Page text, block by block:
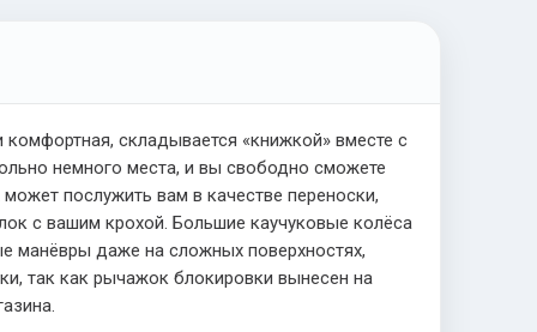
складывается «книжкой» вместе с
немного места, и вы свободно сможете
послужить вам в качестве переноски,
с вашим крохой. Большие каучуковые колёса
манёвры даже на сложных поверхностях,
так как рычажок блокировки вынесен на